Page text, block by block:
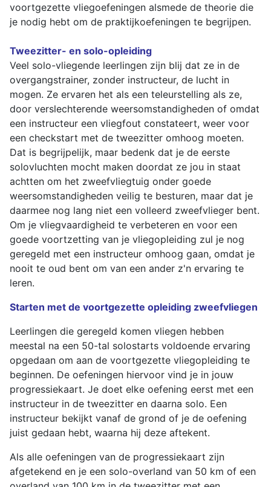
voortgezette vliegoefeningen alsmede de theorie die
je nodig hebt om de praktijkoefeningen te begrijpen.
Tweezitter- en solo-opleiding
Veel solo-vliegende leerlingen zijn blij dat ze in de
overgangstrainer, zonder instructeur, de lucht in
mogen. Ze ervaren het als een teleurstelling als ze,
door verslechterende weersomstandigheden of omdat
een instructeur een vliegfout constateert, weer voor
een checkstart met de tweezitter omhoog moeten.
Dat is begrijpelijk, maar bedenk dat je de eerste
solovluchten mocht maken doordat ze jou in staat
achtten om het zweefvliegtuig onder goede
weersomstandigheden veilig te besturen, maar dat je
daarmee nog lang niet een volleerd zweefvlieger bent.
Om je vliegvaardigheid te verbeteren en voor een
goede voortzetting van je vliegopleiding zul je nog
geregeld met een instructeur omhoog gaan, omdat je
nooit te oud bent om van een ander z'n ervaring te
leren.
Starten met de voortgezette opleiding zweefvliegen
Leerlingen die geregeld komen vliegen hebben
meestal na een 50-tal solostarts voldoende ervaring
opgedaan om aan de voortgezette vliegopleiding te
beginnen. De oefeningen hiervoor vind je in jouw
progressiekaart. Je doet elke oefening eerst met een
instructeur in de tweezitter en daarna solo. Een
instructeur bekijkt vanaf de grond of je de oefening
juist gedaan hebt, waarna hij deze aftekent.
Als alle oefeningen van de progressiekaart zijn
afgetekend en je een solo-overland van 50 km of een